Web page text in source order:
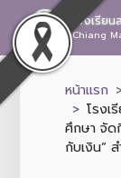
โรงเรีย
Chiang
หน้าแรก
โรงเ
ศึกษา จัด
กับเงิน”